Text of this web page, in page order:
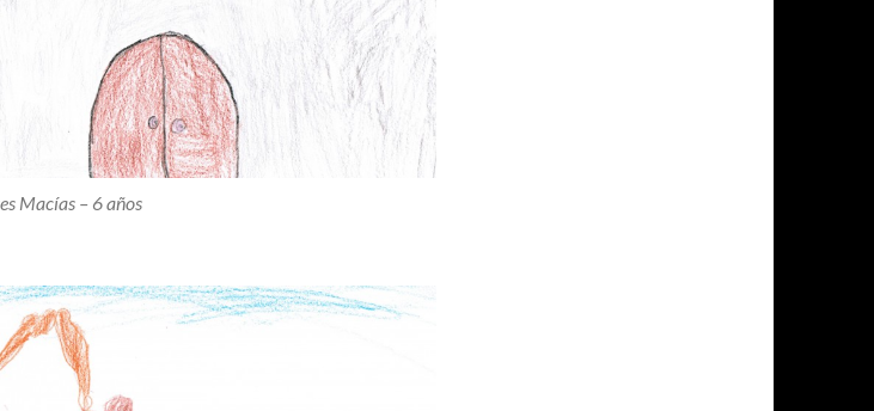
Macías – 6 años